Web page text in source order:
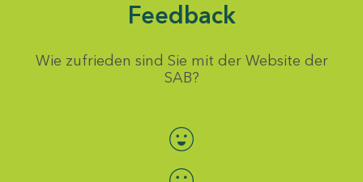
Feedback
Wie zufrieden sind Sie mit der Website der
SAB?
Bewertung auswählen